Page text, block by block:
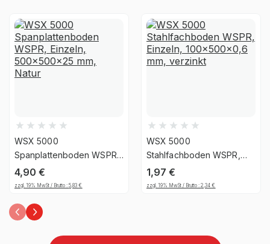
WSX 5000
Spanplattenboden WSPR,
Einzeln, 500x500x25 mm,
Natur
4,90€
zzgl. 19% MwSt / Brutto :5,83€
WSX 5000
Stahlfachboden WSPR,
Einzeln, 100x500x0,6 mm,
verzinkt
1,97€
zzgl. 19% MwSt / Brutto :2,34€